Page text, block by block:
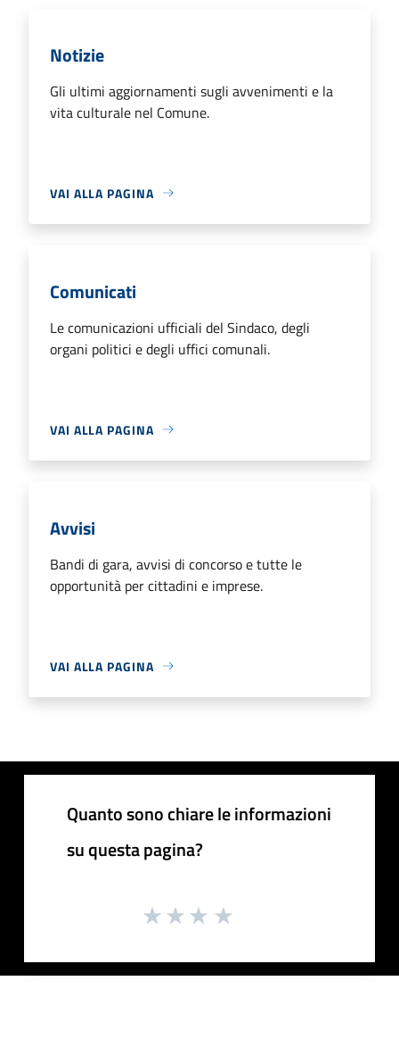
Notizie
Gli ultimi aggiornamenti sugli avvenimenti e la
vita culturale nel Comune.
VAI ALLA PAGINA
Comunicati
Le comunicazioni ufficiali del Sindaco, degli
organi politici e degli uffici comunali.
VAI ALLA PAGINA
Avvisi
Bandi di gara, avvisi di concorso e tutte le
opportunità per cittadini e imprese.
VAI ALLA PAGINA
Quanto sono chiare le informazioni
su questa pagina?